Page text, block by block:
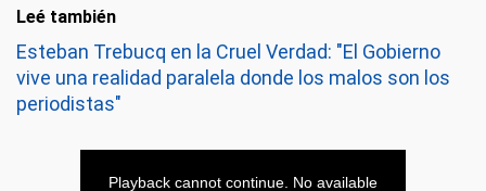
Leé también
Esteban Trebucq en la Cruel Verdad: "El Gobierno
vive una realidad paralela donde los malos son los
periodistas"